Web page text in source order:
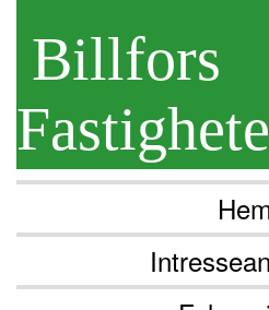
Billfors